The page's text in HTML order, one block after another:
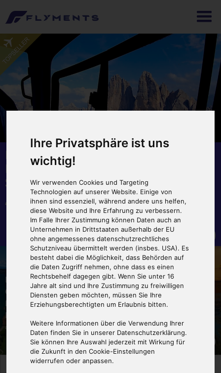
Ihre Privatsphäre ist uns
wichtig!
Wir verwenden Cookies und Targeting
Technologien auf unserer Website. Einige von
ihnen sind essenziell, während andere uns helfen,
diese Website und Ihre Erfahrung zu verbessern.
Im Falle Ihrer Zustimmung können Daten auch an
Unternehmen in Drittstaaten außerhalb der EU
ohne angemessenes datenschutzrechtliches
Schutzniveau übermittelt werden (insbes. USA). Es
besteht dabei die Möglichkeit, dass Behörden auf
die Daten Zugriff nehmen, ohne dass es einen
Rechtsbehelf dagegen gibt. Wenn Sie unter 16
Jahre alt sind und Ihre Zustimmung zu freiwilligen
Diensten geben möchten, müssen Sie Ihre
Erziehungsberechtigten um Erlaubnis bitten.
Weitere Informationen über die Verwendung Ihrer
Daten finden Sie in unserer Datenschutzerklärung.
Sie können Ihre Auswahl jederzeit mit Wirkung für
die Zukunft in den Cookie-Einstellungen
widerrufen oder anpassen.
HELIKOPTER
DOLOMITENRUNDFLUG MERAN
SÜDTIROL-LARGE 50 MIN.
ab Meran - Heliport
€ 799,00
HELIKOPTERFLUG
GARDASEE: MALCESINE
RUNDTOUR - SMALL 30
MIN.
ab: Malcesine Navene - Heliport
€ 469,00
HELIKOPTERRUNDFLUG
MALLORCA - SMALL 30
ab: Mallorca-Flugplatz Son Bonet
€ 530,00
1